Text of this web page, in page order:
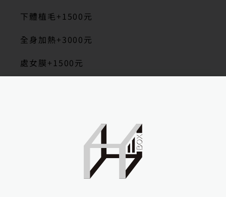
下體植毛+1500元
全身加熱+3000元
處女膜+1500元